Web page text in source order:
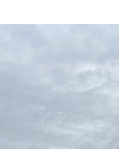
et
à Eyzin
comprenons
Eyzin Pinet. C'est
Banals) qui allie